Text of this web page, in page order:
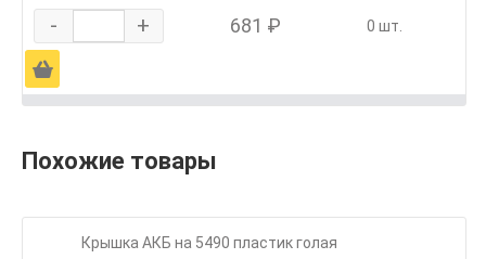
- + 681 ₽ 0 шт.
Ä
Похожие товары
Крышка АКБ на 5490 пластик голая